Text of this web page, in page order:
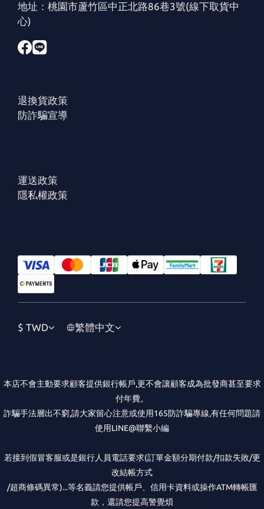
地址：桃園市蘆竹區中正北路86巷3號(線下取貨中
心)
退換貨政策
防詐騙宣導
運送政策
隱私權政策
$ TWD 繁體中文
本店不會主動要求顧客提供銀行帳戶,更不會讓顧客成為批發商甚至要求
付年費。
詐騙手法層出不窮,請大家留心注意或使用165防詐騙專線,有任何問題請
使用LINE@聯繫小編
若接到假冒客服或是銀行人員電話要求(訂單金額分期付款/扣款失敗/更
改結帳方式
/超商條碼異常)...等名義請您提供帳戶、信用卡資料或操作ATM轉帳匯
款，還請您提高警覺煩